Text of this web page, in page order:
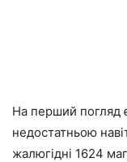
На перший погляд
недостатньою
жалюгідні 1624